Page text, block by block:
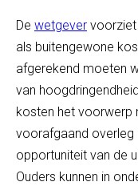
De wetgever voorziet
als buitengewone
afgerekend moeten
van
kosten het voorwerp
voorafgaand overleg
opportuniteit van de
Ouders kunnen in